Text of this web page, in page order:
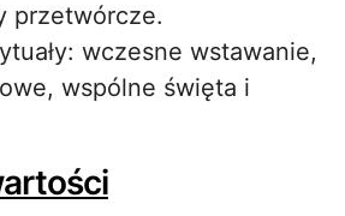
przetwórcze.
wczesne wstawanie,
wspólne święta i